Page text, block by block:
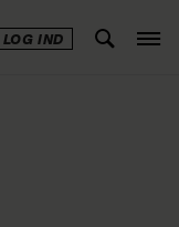
LOG IND